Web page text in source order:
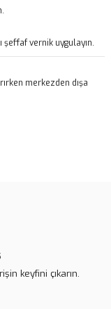
şeffaf vernik uygulayın.
merkezden dışa
keyfini çıkarın.